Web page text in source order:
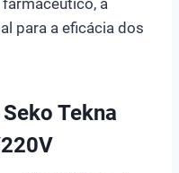
para a eficácia dos
Tekna